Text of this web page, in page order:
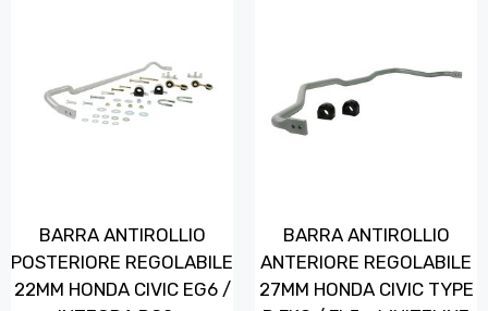
BARRA ANTIROLLIO
POSTERIORE REGOLABILE
22MM HONDA CIVIC EG6 /
BARRA ANTIROLLIO
ANTERIORE REGOLABILE
27MM HONDA CIVIC TYPE